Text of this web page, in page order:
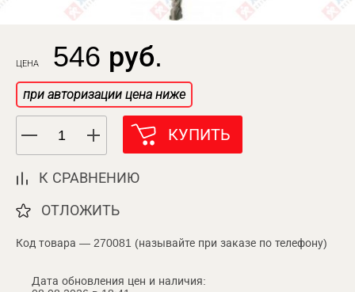
ЦЕНА 546 руб.
при авторизации цена ниже
КУПИТЬ
К СРАВНЕНИЮ
ОТЛОЖИТЬ
Код товара — 270081 (называйте при заказе по телефону)
Дата обновления цен и наличия: